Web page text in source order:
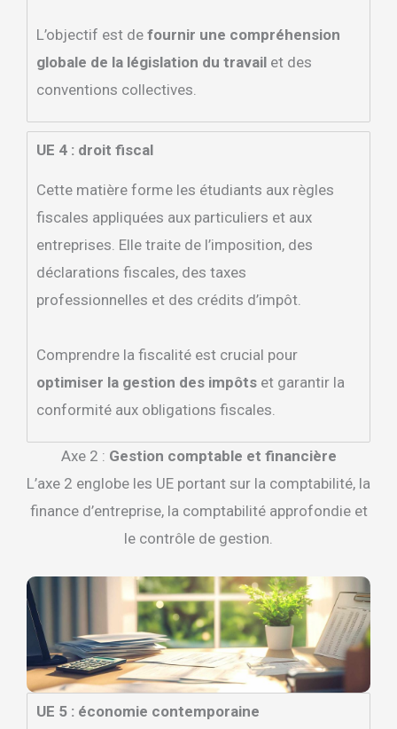
L’objectif est de fournir une compréhension
globale de la législation du travail et des
conventions collectives.
UE 4 : droit fiscal
Cette matière forme les étudiants aux règles
fiscales appliquées aux particuliers et aux
entreprises. Elle traite de l’imposition, des
déclarations fiscales, des taxes
professionnelles et des crédits d’impôt.
Comprendre la fiscalité est crucial pour
optimiser la gestion des impôts et garantir la
conformité aux obligations fiscales.
Axe 2 : Gestion comptable et financière
L’axe 2 englobe les UE portant sur la comptabilité, la
finance d’entreprise, la comptabilité approfondie et
le contrôle de gestion.
UE 5 : économie contemporaine